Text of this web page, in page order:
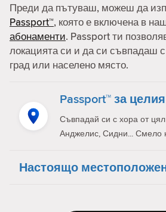
Преди да пътуваш, можеш да
Passport™, която е включена в
абонаменти. Passport ти
локацията си и да си съвпадаш
град или населено място.
Passport™ за
Съвпадай си с хора от
Анджелис, Сидни... Смело
Настоящо